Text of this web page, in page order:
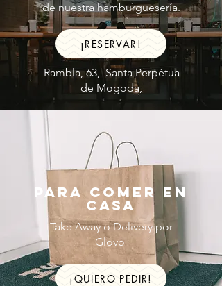
de nuestra hamburguesería.
¡RESERVAR!
Rambla, 63, Santa Perpètua
de Mogoda,
para comer en
casa
Take Away o Delivery por
Glovo
¡QUIERO PEDIR!